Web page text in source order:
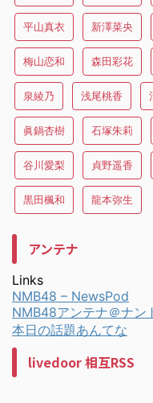
平山真衣 新澤菜央
梅山恋和 森田彩花
泉綾乃 浅尾桃香
眞鍋杏樹 石塚朱莉
谷川愛梨 貞野遥香
黒田楓和 龍本弥生
アンテナ
Links
NMB48 – NewsPod
NMB48アンテナ＠ナン
本日の話題あんてな
livedoor 相互RSS